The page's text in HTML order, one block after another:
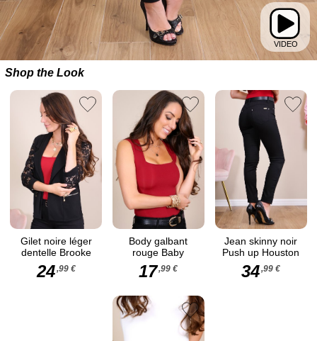
Shop the Look
Gilet noire léger
dentelle Brooke
24,99 €
Body galbant
rouge Baby
17,99 €
Jean skinny noir
Push up Houston
34,99 €